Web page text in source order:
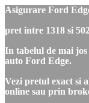
Asigurare Ford
pret intre 1318 si
In tabelul de mai
auto Ford Edge.
Vezi pretul exact si
online sau prin